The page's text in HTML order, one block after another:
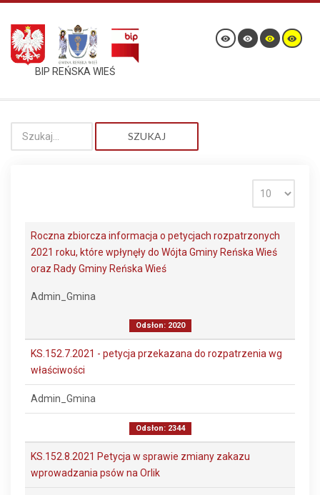
BIP REŃSKA WIEŚ
SZUKAJ
Roczna zbiorcza informacja o petycjach rozpatrzonych
2021 roku, które wpłynęły do Wójta Gminy Reńska Wieś
oraz Rady Gminy Reńska Wieś
Admin_Gmina
Odsłon: 2020
KS.152.7.2021 - petycja przekazana do rozpatrzenia wg
właściwości
Admin_Gmina
Odsłon: 2344
KS.152.8.2021 Petycja w sprawie zmiany zakazu
wprowadzania psów na Orlik